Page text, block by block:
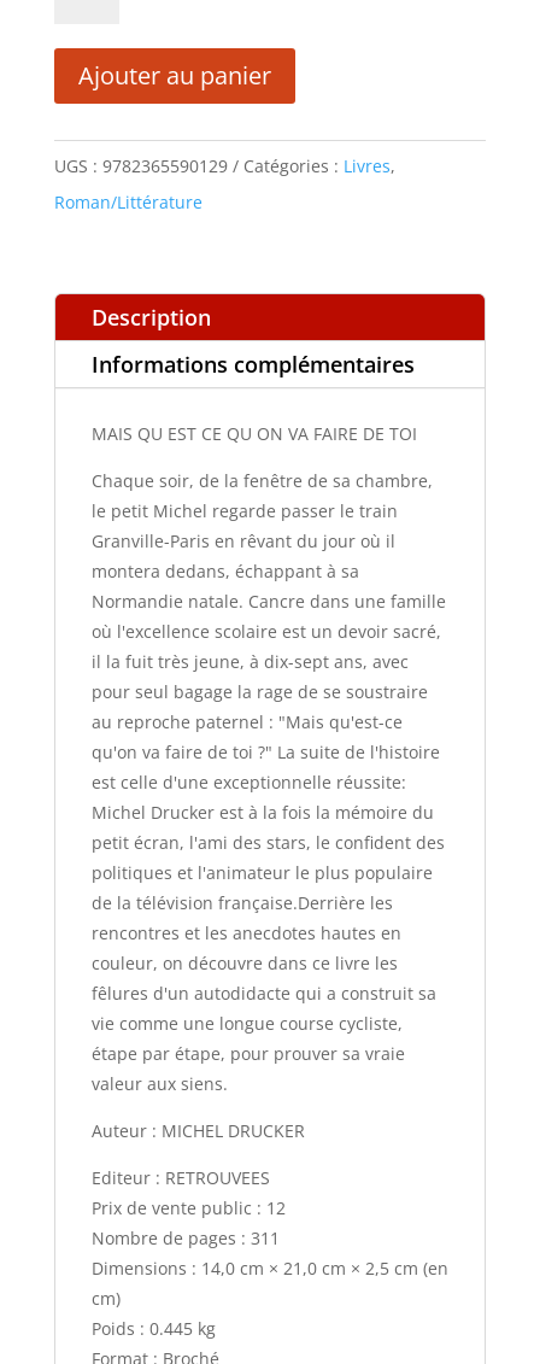
12,00 €.6,00 €.
MAIS
QU
CE
QU
FAIRE
DE
Ajouter au panier
UGS : 9782365590129 Catégories : Livres,
Roman/Littérature
Description
Informations complémentaires
MAIS QU EST CE QU ON VA FAIRE DE TOI
Chaque soir, de la fenêtre de sa chambre,
le petit Michel regarde passer le train
Granville-Paris en rêvant du jour où il
montera dedans, échappant à sa
Normandie natale. Cancre dans une famille
où l'excellence scolaire est un devoir sacré,
il la fuit très jeune, à dix-sept ans, avec
pour seul bagage la rage de se soustraire
au reproche paternel : "Mais qu'est-ce
qu'on va faire de toi ?" La suite de l'histoire
est celle d'une exceptionnelle réussite:
Michel Drucker est à la fois la mémoire du
petit écran, l'ami des stars, le confident des
politiques et l'animateur le plus populaire
de la télévision française.Derrière les
rencontres et les anecdotes hautes en
couleur, on découvre dans ce livre les
fêlures d'un autodidacte qui a construit sa
vie comme une longue course cycliste,
étape par étape, pour prouver sa vraie
valeur aux siens.
Auteur : MICHEL DRUCKER
Editeur : RETROUVEES
Prix de vente public : 12
Nombre de pages : 311
Dimensions : 14,0 cm × 21,0 cm × 2,5 cm (en
cm)
Poids : 0.445 kg
Format : Broché